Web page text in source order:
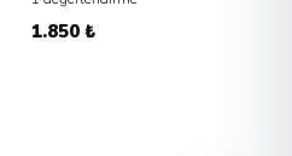
1.850 ₺